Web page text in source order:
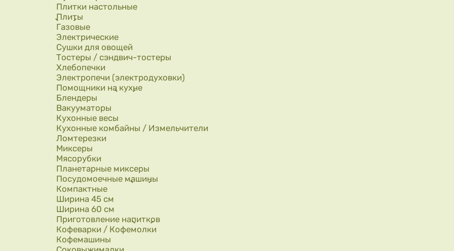
Плитки настольные
Плиты
Газовые
Электрические
Сушки для овощей
Тостеры / сэндвич-тостеры
Хлебопечки
Электропечи (электродуховки)
Помощники на кухне
Блендеры
Вакууматоры
Кухонные весы
Кухонные комбайны / Измельчители
Ломтерезки
Миксеры
Мясорубки
Планетарные миксеры
Посудомоечные машины
Компактные
Ширина 45 см
Ширина 60 см
Приготовление напитков
Кофеварки / Кофемолки
Кофемашины